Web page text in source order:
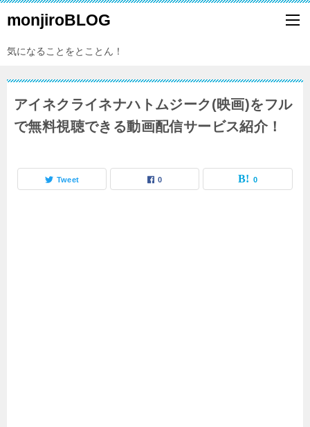
monjiroBLOG
気になることをとことん！
アイネクライネナハトムジーク(映画)をフル
で無料視聴できる動画配信サービス紹介！
Tweet 0 0